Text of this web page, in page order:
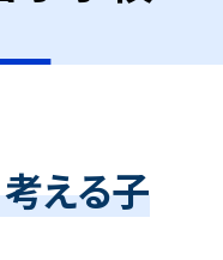
える子